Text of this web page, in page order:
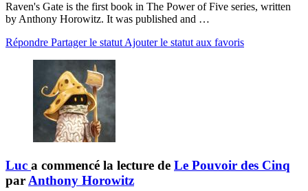
Raven's Gate is the first book in The Power of Five series, written
by Anthony Horowitz. It was published and …
Répondre Partager le statut Ajouter le statut aux favoris
Luc a commencé la lecture de Le Pouvoir des Cinq
par Anthony Horowitz